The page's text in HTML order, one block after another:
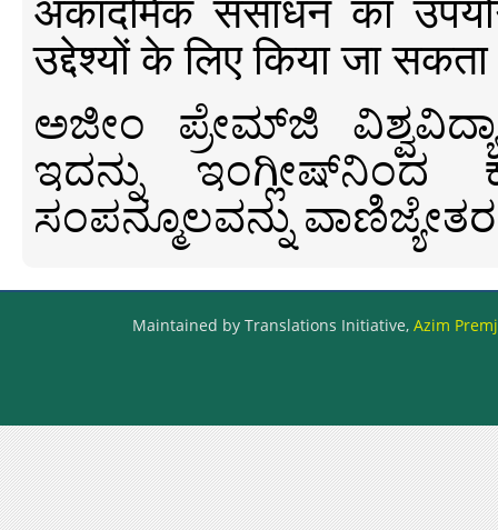
उद्देश्यों के लिए किया जा
ಅಜೀಂ ಪ್ರೇಮ್‍ಜಿ
ಇದನ್ನು ಇಂಗ್ಲೀಷ್‍ನಿಂದ
ಸಂಪನ್ಮೂಲವನ್ನು
Maintained by Translations Initiative, Azim